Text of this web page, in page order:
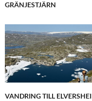
GRÄNJESTJÄRN
VANDRING TILL ELVERSHEI